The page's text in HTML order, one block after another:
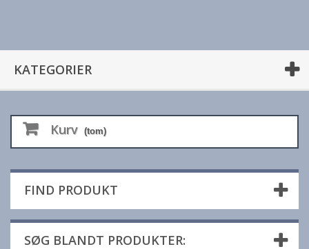
KATEGORIER
Kurv (tom)
FIND PRODUKT
SØG BLANDT PRODUKTER: